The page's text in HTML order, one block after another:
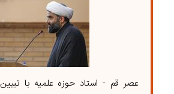
عصر قم - استاد حوزه علمیه با تبیین